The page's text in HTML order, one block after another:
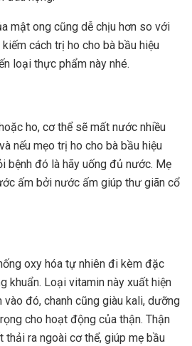
mật ong cũng dễ chịu hơn so với
cách trị ho cho bà bầu hiệu
loại thực phẩm này nhé.
ho, cơ thể sẽ mất nước nhiều
nếu mẹo trị ho cho bà bầu hiệu
bệnh đó là hãy uống đủ nước. Mẹ
ấm bởi nước ấm giúp thư giãn cổ
oxy hóa tự nhiên đi kèm đặc
khuẩn. Loại vitamin này xuất hiện
vào đó, chanh cũng giàu kali, dưỡng
cho hoạt động của thận. Thận
thải ra ngoài cơ thể, giúp mẹ bầu